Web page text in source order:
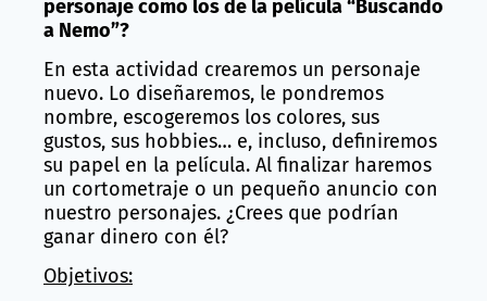
personaje como los de la película “Buscando
a Nemo”?
En esta actividad crearemos un personaje
nuevo. Lo diseñaremos, le pondremos
nombre, escogeremos los colores, sus
gustos, sus hobbies… e, incluso, definiremos
su papel en la película. Al finalizar haremos
un cortometraje o un pequeño anuncio con
nuestro personajes. ¿Crees que podrían
ganar dinero con él?
Objetivos: